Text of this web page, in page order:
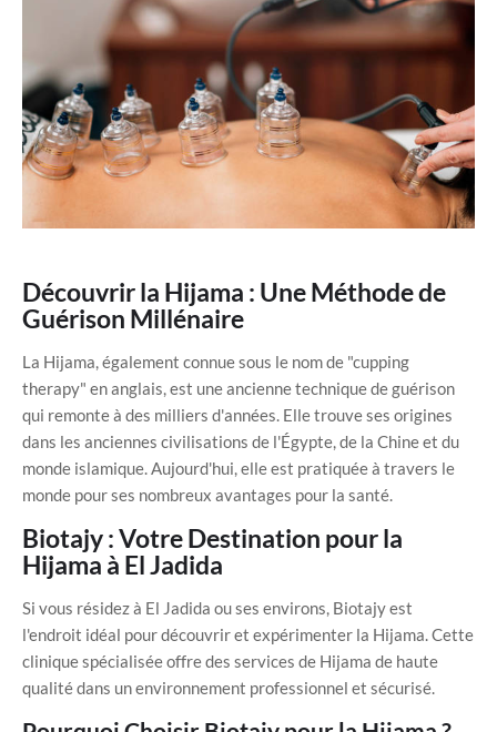
Découvrir la Hijama : Une Méthode de
Guérison Millénaire
La Hijama, également connue sous le nom de "cupping
therapy" en anglais, est une ancienne technique de guérison
qui remonte à des milliers d'années. Elle trouve ses origines
dans les anciennes civilisations de l'Égypte, de la Chine et du
monde islamique. Aujourd'hui, elle est pratiquée à travers le
monde pour ses nombreux avantages pour la santé.
Biotajy : Votre Destination pour la
Hijama à El Jadida
Si vous résidez à El Jadida ou ses environs, Biotajy est
l'endroit idéal pour découvrir et expérimenter la Hijama. Cette
clinique spécialisée offre des services de Hijama de haute
qualité dans un environnement professionnel et sécurisé.